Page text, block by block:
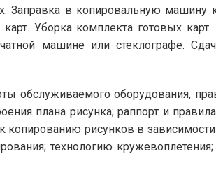
Заправка в копировальную
Уборка комплекта готовых
машине или стеклографе.
обслуживаемого оборудования,
плана рисунка; раппорт и
рисунков в
технологию